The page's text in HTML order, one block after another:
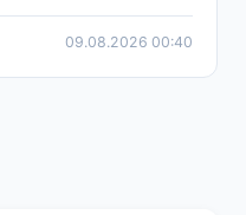
09.08.2026 00:40